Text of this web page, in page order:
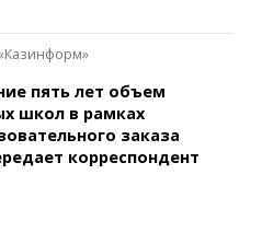
пять лет объем
школ в рамках
заказа
корреспондент